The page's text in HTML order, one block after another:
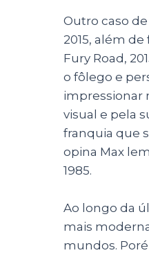
Outro caso
2015, além
Fury Road,
o fôlego e
impressionar
visual e pela
franquia que
opina Max
1985.
Ao longo da
mais
mundos.